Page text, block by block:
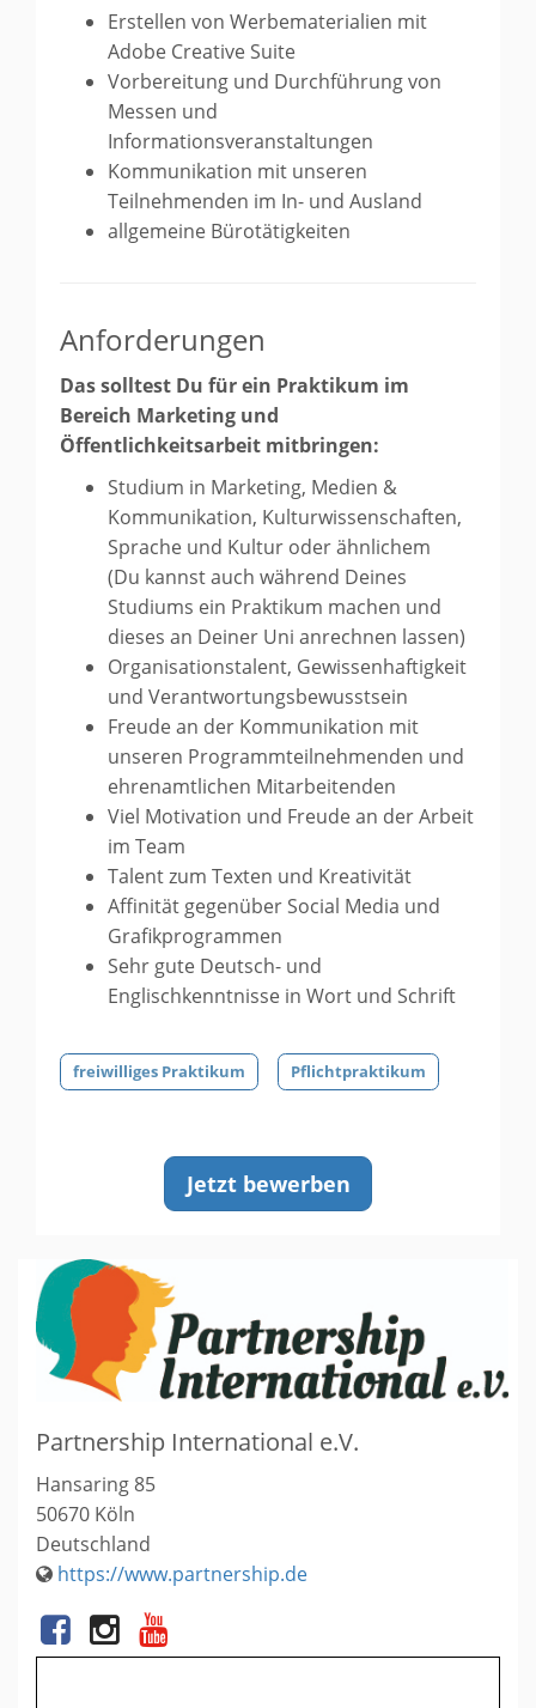
Erstellen von Werbematerialien mit
Adobe Creative Suite
Vorbereitung und Durchführung von
Messen und
Informationsveranstaltungen
Kommunikation mit unseren
Teilnehmenden im In- und Ausland
allgemeine Bürotätigkeiten
Anforderungen
Das solltest Du für ein Praktikum im
Bereich Marketing und
Öffentlichkeitsarbeit mitbringen:
Studium in Marketing, Medien &
Kommunikation, Kulturwissenschaften,
Sprache und Kultur oder ähnlichem
(Du kannst auch während Deines
Studiums ein Praktikum machen und
dieses an Deiner Uni anrechnen lassen)
Organisationstalent, Gewissenhaftigkeit
und Verantwortungsbewusstsein
Freude an der Kommunikation mit
unseren Programmteilnehmenden und
ehrenamtlichen Mitarbeitenden
Viel Motivation und Freude an der Arbeit
im Team
Talent zum Texten und Kreativität
Affinität gegenüber Social Media und
Grafikprogrammen
Sehr gute Deutsch- und
Englischkenntnisse in Wort und Schrift
freiwilliges Praktikum Pflichtpraktikum
Jetzt bewerben
Partnership International e.V.
Hansaring 85
50670 Köln
Deutschland
https://www.partnership.de